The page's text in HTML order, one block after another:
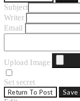
Subject
Writer
Email
Upload Image
Set secret
Return To Post Save